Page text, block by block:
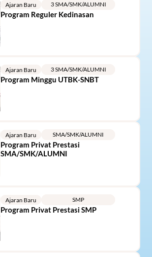
Ajaran Baru 3 SMA/SMK/ALUMNI
Program Reguler Kedinasan
Ajaran Baru 3 SMA/SMK/ALUMNI
Program Minggu UTBK-SNBT
Ajaran Baru SMA/SMK/ALUMNI
Program Privat Prestasi
SMA/SMK/ALUMNI
Ajaran Baru SMP
Program Privat Prestasi SMP